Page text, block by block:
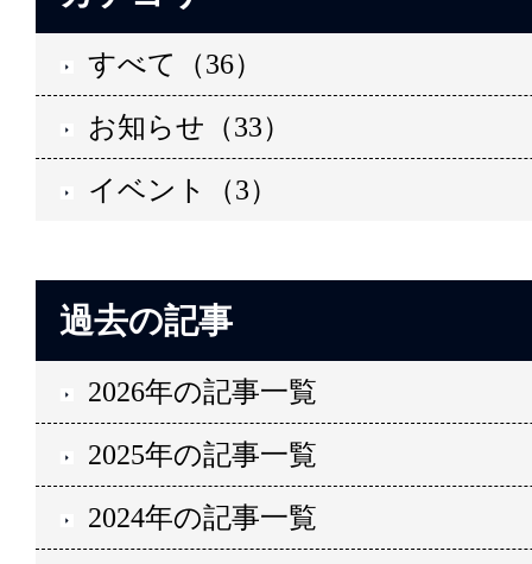
すべて（36）
お知らせ（33）
イベント（3）
過去の記事
2026年の記事一覧
2025年の記事一覧
2024年の記事一覧